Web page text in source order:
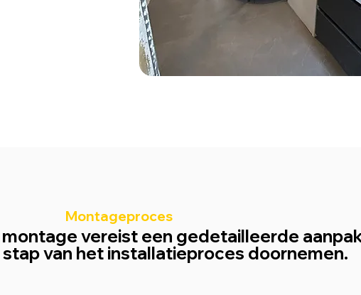
Montageproces
vereist een gedetailleerde
van het installatieproces doornemen.